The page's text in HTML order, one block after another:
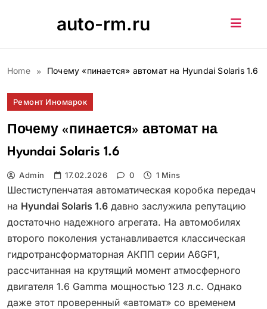
auto-rm.ru
Home Почему «пинается» автомат на Hyundai Solaris 1.6
Ремонт Иномарок
Почему «пинается» автомат на
Hyundai Solaris 1.6
Admin 17.02.2026 0 1 Mins
Шестиступенчатая автоматическая коробка передач
на Hyundai Solaris 1.6 давно заслужила репутацию
достаточно надежного агрегата. На автомобилях
второго поколения устанавливается классическая
гидротрансформаторная АКПП серии A6GF1,
рассчитанная на крутящий момент атмосферного
двигателя 1.6 Gamma мощностью 123 л.с. Однако
даже этот проверенный «автомат» со временем